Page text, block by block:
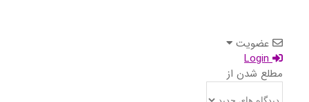
عضویت
مطلع شدن از